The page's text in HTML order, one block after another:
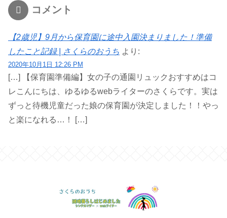
コメント
【2歳児】9月から保育園に途中入園決まりました！準備
したこと記録 | さくらのおうち より:
2020年10月1日 12:26 PM
[…] 【保育園準備編】女の子の通園リュックおすすめはコ
レこんにちは、ゆるゆるwebライターのさくらです。実は
ずっと待機児童だった娘の保育園が決定しました！！やっ
と楽になれる…！ […]